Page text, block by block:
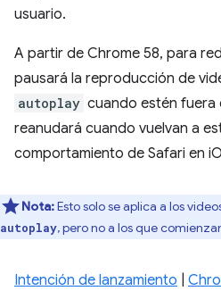
usuario.
A partir de Chrome 58, para
pausará la reproducción de
autoplay cuando estén fuera
reanudará cuando vuelvan a
comportamiento de Safari en
Nota:Esto solo se aplica a los
autoplay, pero no a los que
Intención de lanzamiento